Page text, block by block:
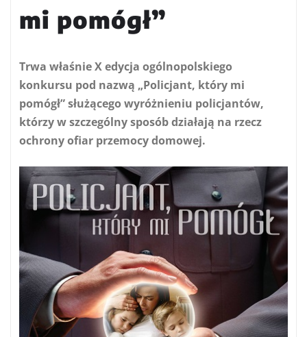
mi pomógł”
Trwa właśnie X edycja ogólnopolskiego
konkursu pod nazwą „Policjant, który mi
pomógł” służącego wyróżnieniu policjantów,
którzy w szczególny sposób działają na rzecz
ochrony ofiar przemocy domowej.